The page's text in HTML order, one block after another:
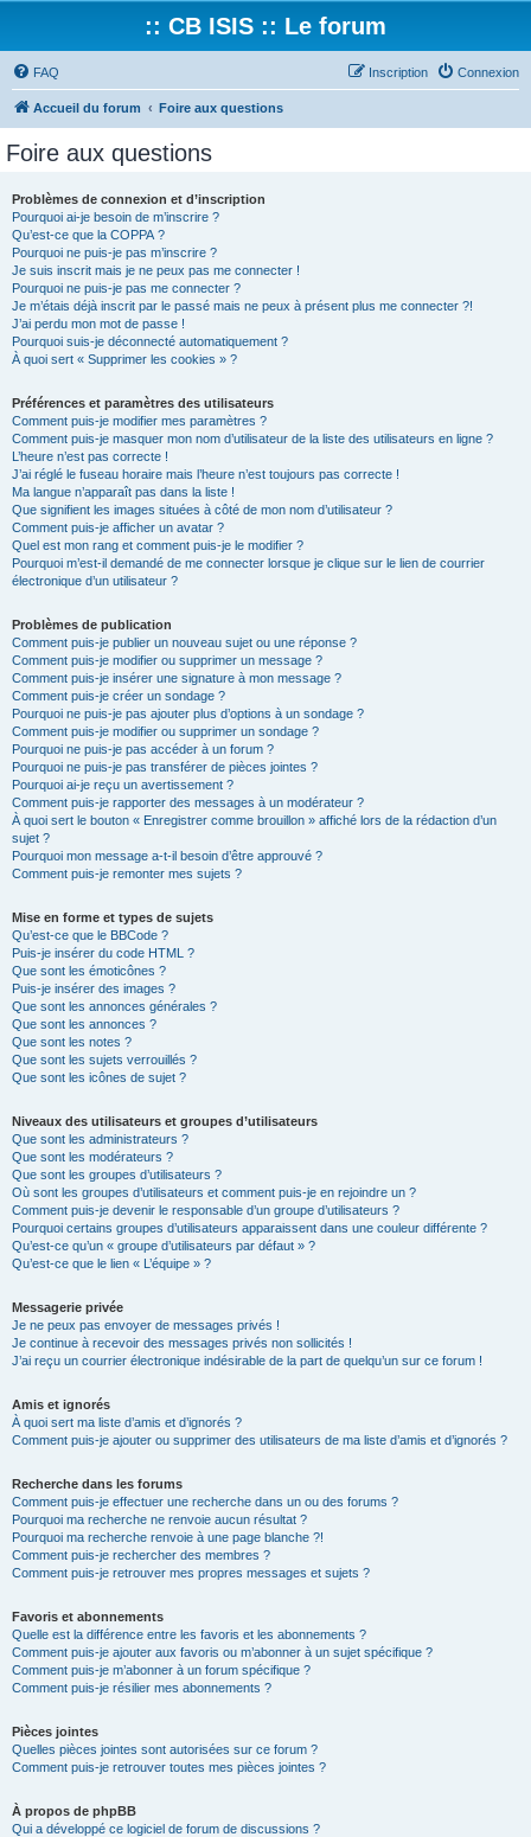
:: CB ISIS :: Le forum
FAQ Connexion
Inscription
Accueil du forum Foire aux questions
Foire aux questions
Problèmes de connexion et d’inscription
Pourquoi ai-je besoin de m’inscrire ?
Qu’est-ce que la COPPA ?
Pourquoi ne puis-je pas m’inscrire ?
Je suis inscrit mais je ne peux pas me connecter !
Pourquoi ne puis-je pas me connecter ?
Je m’étais déjà inscrit par le passé mais ne peux à présent plus me connecter ?!
J’ai perdu mon mot de passe !
Pourquoi suis-je déconnecté automatiquement ?
À quoi sert « Supprimer les cookies » ?
Préférences et paramètres des utilisateurs
Comment puis-je modifier mes paramètres ?
Comment puis-je masquer mon nom d’utilisateur de la liste des utilisateurs en ligne ?
L’heure n’est pas correcte !
J’ai réglé le fuseau horaire mais l’heure n’est toujours pas correcte !
Ma langue n’apparaît pas dans la liste !
Que signifient les images situées à côté de mon nom d’utilisateur ?
Comment puis-je afficher un avatar ?
Quel est mon rang et comment puis-je le modifier ?
Pourquoi m’est-il demandé de me connecter lorsque je clique sur le lien de courrier
électronique d’un utilisateur ?
Problèmes de publication
Comment puis-je publier un nouveau sujet ou une réponse ?
Comment puis-je modifier ou supprimer un message ?
Comment puis-je insérer une signature à mon message ?
Comment puis-je créer un sondage ?
Pourquoi ne puis-je pas ajouter plus d’options à un sondage ?
Comment puis-je modifier ou supprimer un sondage ?
Pourquoi ne puis-je pas accéder à un forum ?
Pourquoi ne puis-je pas transférer de pièces jointes ?
Pourquoi ai-je reçu un avertissement ?
Comment puis-je rapporter des messages à un modérateur ?
À quoi sert le bouton « Enregistrer comme brouillon » affiché lors de la rédaction d’un
sujet ?
Pourquoi mon message a-t-il besoin d’être approuvé ?
Comment puis-je remonter mes sujets ?
Mise en forme et types de sujets
Qu’est-ce que le BBCode ?
Puis-je insérer du code HTML ?
Que sont les émoticônes ?
Puis-je insérer des images ?
Que sont les annonces générales ?
Que sont les annonces ?
Que sont les notes ?
Que sont les sujets verrouillés ?
Que sont les icônes de sujet ?
Niveaux des utilisateurs et groupes d’utilisateurs
Que sont les administrateurs ?
Que sont les modérateurs ?
Que sont les groupes d’utilisateurs ?
Où sont les groupes d’utilisateurs et comment puis-je en rejoindre un ?
Comment puis-je devenir le responsable d’un groupe d’utilisateurs ?
Pourquoi certains groupes d’utilisateurs apparaissent dans une couleur différente ?
Qu’est-ce qu’un « groupe d’utilisateurs par défaut » ?
Qu’est-ce que le lien « L’équipe » ?
Messagerie privée
Je ne peux pas envoyer de messages privés !
Je continue à recevoir des messages privés non sollicités !
J’ai reçu un courrier électronique indésirable de la part de quelqu’un sur ce forum !
Amis et ignorés
À quoi sert ma liste d’amis et d’ignorés ?
Comment puis-je ajouter ou supprimer des utilisateurs de ma liste d’amis et d’ignorés ?
Recherche dans les forums
Comment puis-je effectuer une recherche dans un ou des forums ?
Pourquoi ma recherche ne renvoie aucun résultat ?
Pourquoi ma recherche renvoie à une page blanche ?!
Comment puis-je rechercher des membres ?
Comment puis-je retrouver mes propres messages et sujets ?
Favoris et abonnements
Quelle est la différence entre les favoris et les abonnements ?
Comment puis-je ajouter aux favoris ou m’abonner à un sujet spécifique ?
Comment puis-je m’abonner à un forum spécifique ?
Comment puis-je résilier mes abonnements ?
Pièces jointes
Quelles pièces jointes sont autorisées sur ce forum ?
Comment puis-je retrouver toutes mes pièces jointes ?
À propos de phpBB
Qui a développé ce logiciel de forum de discussions ?